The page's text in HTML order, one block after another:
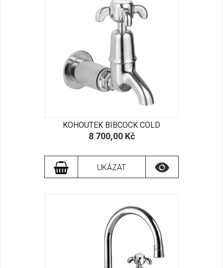
KOHOUTEK BIBCOCK COLD
Cena
8 700,00 Kč
UKÁZAT 